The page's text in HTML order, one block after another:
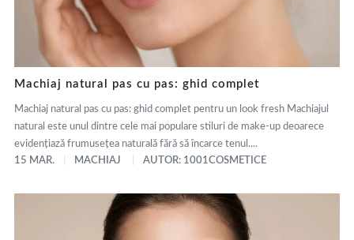
Machiaj natural pas cu pas: ghid complet
Machiaj natural pas cu pas: ghid complet pentru un look fresh Machiajul
natural este unul dintre cele mai populare stiluri de make-up deoarece
evidențiază frumusețea naturală fără să încarce tenul....
15 MAR.
MACHIAJ AUTOR: 1001COSMETICE